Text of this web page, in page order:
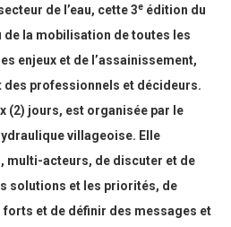
de l’eau, cette 3e édition du
de la mobilisation de toutes les
enjeux et de l’assainissement,
professionnels et décideurs.
(2) jours, est organisée par le
villageoise. Elle
multi-acteurs, de discuter et de
solutions et les priorités, de
et de définir des messages et